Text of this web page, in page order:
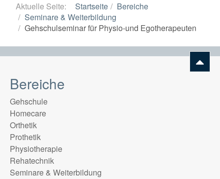
Aktuelle Seite: Startseite
Bereiche
Seminare & Weiterbildung
Gehschulseminar für Physio-und Egotherapeuten
Bereiche
Gehschule
Homecare
Orthetik
Prothetik
Physiotherapie
Rehatechnik
Seminare & Weiterbildung